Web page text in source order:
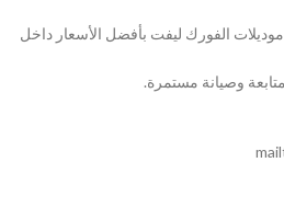
الفورك ليفت بأفضل الأسعار داخل
وصيانة مستمرة.